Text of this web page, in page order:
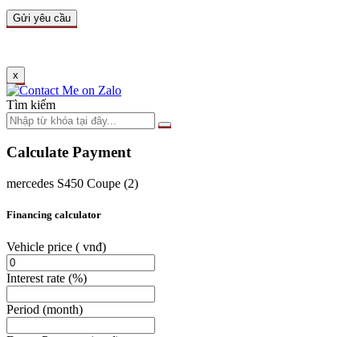
x
Tìm kiếm
Calculate Payment
mercedes S450 Coupe (2)
Financing calculator
Vehicle price ( vnđ)
Interest rate (%)
Period (month)